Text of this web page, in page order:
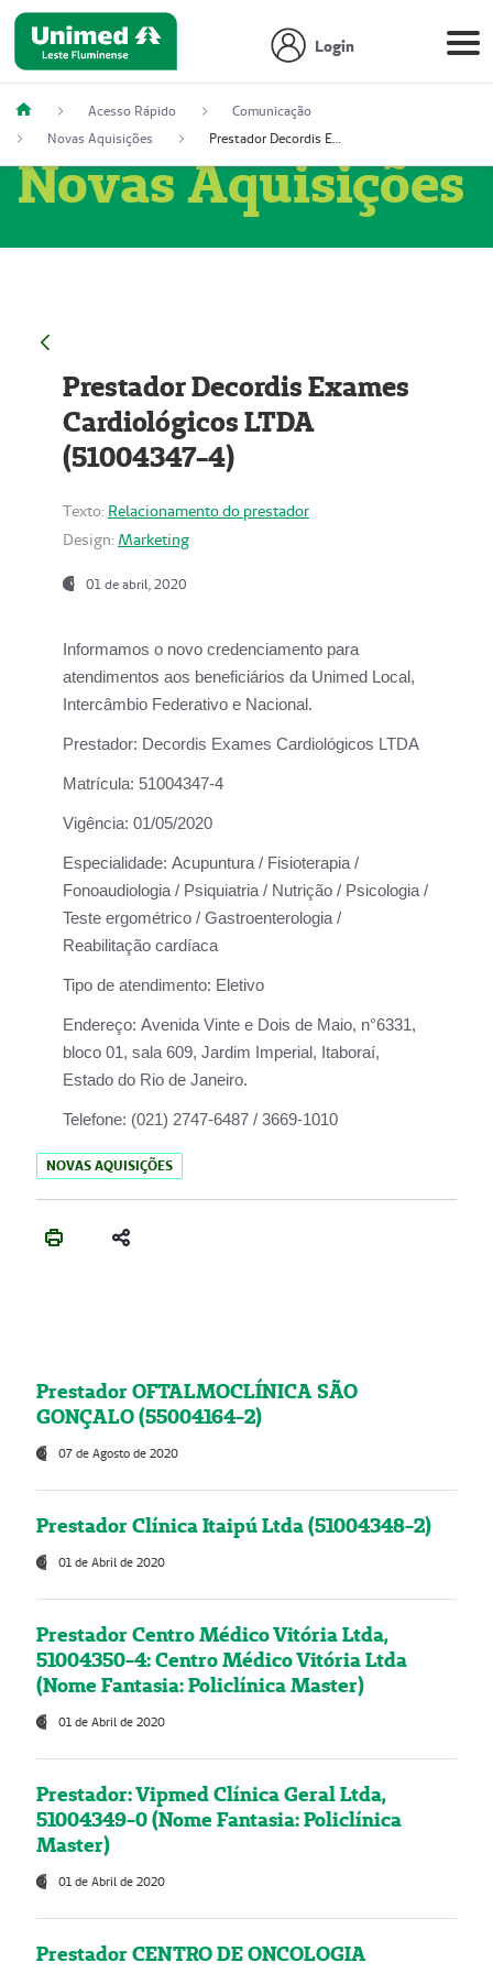
Login
Acesso Rápido
Comunicação
Novas Aquisições
Prestador Decordis Exames Cardiológicos LTDA (51004347-4)
Novas Aquisições
Prestador Decordis Exames
Cardiológicos LTDA
(51004347-4)
Texto: Relacionamento do prestador
Design: Marketing
01 de abril, 2020
Informamos o novo credenciamento para
atendimentos aos beneficiários da Unimed Local,
Intercâmbio Federativo e Nacional.
Prestador: Decordis Exames Cardiológicos LTDA
Matrícula: 51004347-4
Vigência: 01/05/2020
Especialidade: Acupuntura / Fisioterapia /
Fonoaudiologia / Psiquiatria / Nutrição / Psicologia /
Teste ergométrico / Gastroenterologia /
Reabilitação cardíaca
Tipo de atendimento: Eletivo
Endereço: Avenida Vinte e Dois de Maio, n°6331,
bloco 01, sala 609, Jardim Imperial, Itaboraí,
Estado do Rio de Janeiro.
Telefone: (021) 2747-6487 / 3669-1010
NOVAS AQUISIÇÕES
Prestador OFTALMOCLÍNICA SÃO
GONÇALO (55004164-2)
07 de Agosto de 2020
Prestador Clínica Itaipú Ltda (51004348-2)
01 de Abril de 2020
Prestador Centro Médico Vitória Ltda,
51004350-4: Centro Médico Vitória Ltda
(Nome Fantasia: Policlínica Master)
01 de Abril de 2020
Prestador: Vipmed Clínica Geral Ltda,
51004349-0 (Nome Fantasia: Policlínica
Master)
01 de Abril de 2020
Prestador CENTRO DE ONCOLOGIA